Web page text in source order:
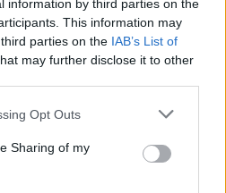
information by third parties on the
This information may
parties on the IAB’s List of
may further disclose it to other
app uses one or more Google
behaviour. You may click to
and its third-party tags to
purposes in below Google
Opt Outs
Sharing of my
nostre ultime news